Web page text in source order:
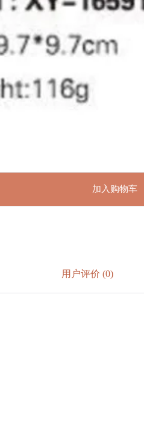
加入购物车
用户评价 (0)